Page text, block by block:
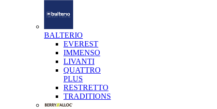
BALTERIO
EVEREST
IMMENSO
LIVANTI
QUATTRO
PLUS
RESTRETTO
TRADITIONS